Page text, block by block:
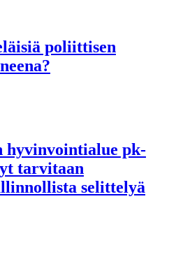
poliittisen
hyvinvointialue pk-
tarvitaan
selittelyä